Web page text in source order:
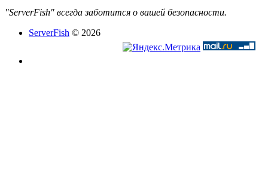
"ServerFish" всегда заботится о вашей безопасности.
ServerFish © 2026